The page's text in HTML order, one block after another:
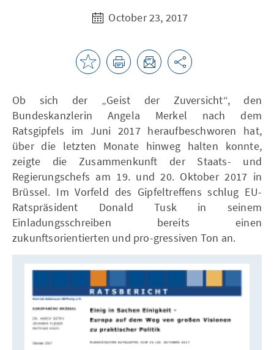
October 23, 2017
Ob sich der „Geist der Zuversicht“, den
Bundeskanzlerin Angela Merkel nach dem
Ratsgipfels im Juni 2017 heraufbeschworen hat,
über die letzten Monate hinweg halten konnte,
zeigte die Zusammenkunft der Staats- und
Regierungschefs am 19. und 20. Oktober 2017 in
Brüssel. Im Vorfeld des Gipfeltreffens schlug EU-
Ratspräsident Donald Tusk in seinem
Einladungsschreiben bereits einen
zukunftsorientierten und pro-gressiven Ton an.